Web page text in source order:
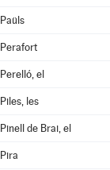
Paüls
Perafort
Perelló, el
Piles, les
Pinell de Brai, el
Pira